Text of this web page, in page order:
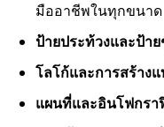
มืออาชีพในทุกขนาด
ป้ายประท้วงและป้า
โลโก้และการสร้าง
แผนที่และอินโฟกรา